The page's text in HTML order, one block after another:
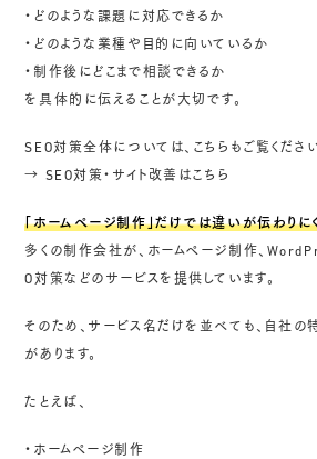
・どのような課題に対応できるか
・どのような業種や目的に向いているか
・制作後にどこまで相談できるか
を具体的に伝えることが大切です。
SEO対策全体については、こちらもご覧ください
→ SEO対策・サイト改善はこちら
「ホームページ制作」だけでは違いが伝わりに
多くの制作会社が、ホームページ制作、
O対策などのサービスを提供しています。
そのため、サービス名だけを並べても、自社の
があります。
たとえば、
・ホームページ制作